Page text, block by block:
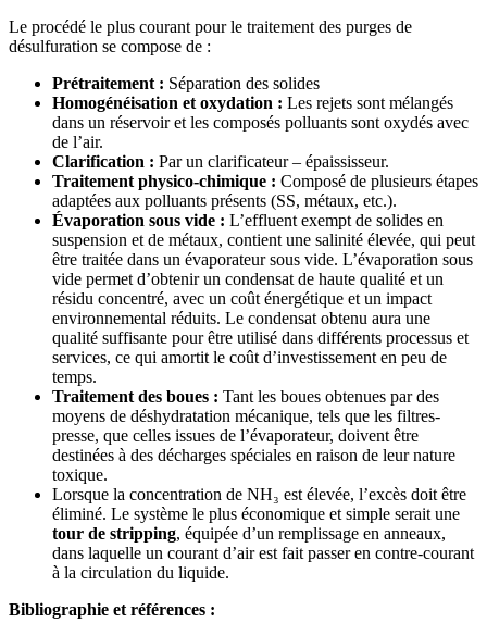
Le procédé le plus courant pour le traitement des purges de
désulfuration se compose de :
Prétraitement : Séparation des solides
Homogénéisation et oxydation : Les rejets sont mélangés
dans un réservoir et les composés polluants sont oxydés avec
de l’air.
Clarification : Par un clarificateur – épaississeur.
Traitement physico-chimique : Composé de plusieurs étapes
adaptées aux polluants présents (SS, métaux, etc.).
Évaporation sous vide : L’effluent exempt de solides en
suspension et de métaux, contient une salinité élevée, qui peut
être traitée dans un évaporateur sous vide. L’évaporation sous
vide permet d’obtenir un condensat de haute qualité et un
résidu concentré, avec un coût énergétique et un impact
environnemental réduits. Le condensat obtenu aura une
qualité suffisante pour être utilisé dans différents processus et
services, ce qui amortit le coût d’investissement en peu de
temps.
Traitement des boues : Tant les boues obtenues par des
moyens de déshydratation mécanique, tels que les filtres-
presse, que celles issues de l’évaporateur, doivent être
destinées à des décharges spéciales en raison de leur nature
toxique.
Lorsque la concentration de NH₃ est élevée, l’excès doit être
éliminé. Le système le plus économique et simple serait une
tour de stripping, équipée d’un remplissage en anneaux,
dans laquelle un courant d’air est fait passer en contre-courant
à la circulation du liquide.
Bibliographie et références :